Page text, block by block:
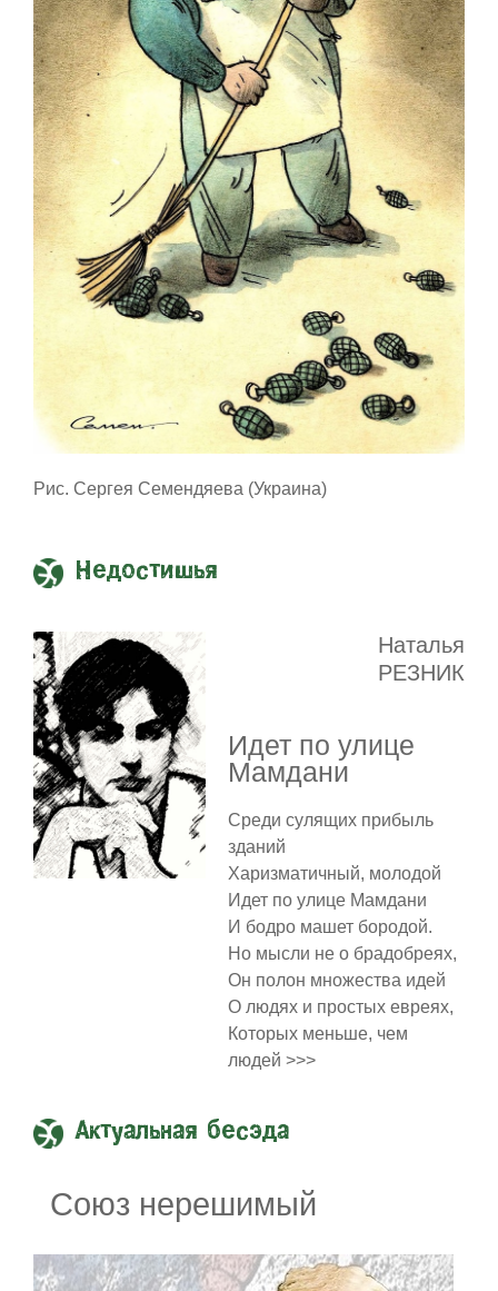
Рис. Сергея Семендяева (Украина)
Недостишья
Наталья
РЕЗНИК
Идет по улице
Мамдани
Среди сулящих прибыль
зданий
Харизматичный, молодой
Идет по улице Мамдани
И бодро машет бородой.
Но мысли не о брадобреях,
Он полон множества идей
О людях и простых евреях,
Которых меньше, чем
людей >>>
Актуальная бесэда
Союз нерешимый